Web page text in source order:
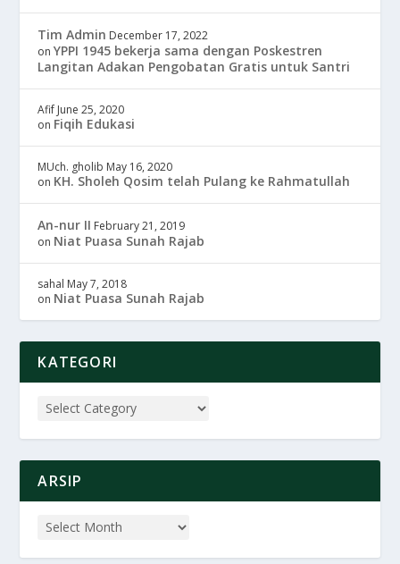
Tim Admin December 17, 2022
onYPPI 1945 bekerja sama dengan Poskestren
Langitan Adakan Pengobatan Gratis untuk Santri
Afif June 25, 2020
on Fiqih Edukasi
MUch. gholib May 16, 2020
on KH. Sholeh Qosim telah Pulang ke Rahmatullah
An-nur II February 21, 2019
on Niat Puasa Sunah Rajab
sahal May 7, 2018
on Niat Puasa Sunah Rajab
KATEGORI
ARSIP